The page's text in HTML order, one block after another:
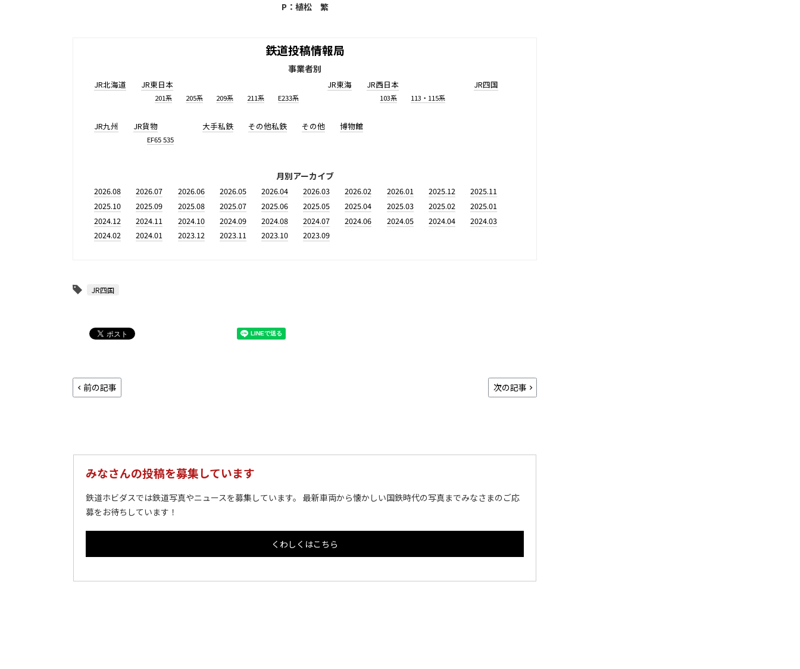
P：植松 繁
鉄道投稿情報局
事業者別
JR北海道 JR東日本
201系 205系 209系 211系 E233系
JR東海 JR西日本
103系 113・115系
JR四国
JR九州 JR貨物
EF65 535
大手私鉄 その他私鉄 その他 博物館
月別アーカイブ
2026.08 2026.07 2026.06 2026.05 2026.04 2026.03 2026.02 2026.01 2025.12
2025.11
2025.10
2025.09 2025.08 2025.07 2025.06 2025.05 2025.04 2025.03 2025.02
2025.01
2024.12
2024.11 2024.10 2024.09 2024.08 2024.07 2024.06 2024.05 2024.04
2024.03
2024.02
2024.01 2023.12 2023.11 2023.10 2023.09
JR四国
前の記事 次の記事
みなさんの投稿を募集しています
鉄道ホビダスでは鉄道写真やニュースを募集しています。 最新車両から懐かしい国鉄時代の写真までみなさまのご応
募をお待ちしています！
くわしくはこちら